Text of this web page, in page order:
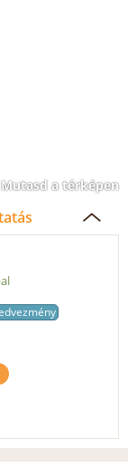
Mutasd a térképen